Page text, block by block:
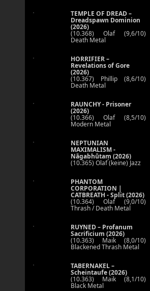
TEMPLE OF DREAD –
Dreadspawn Dominion
(2026)
(10.368) Olaf (9,6/10)
Death Metal
HORRIFIER –
Revelations of Gore
(2026)
(10.367) Phillip (8,6/10)
Death Metal
RAUNCHY - Prisoner
(2026)
(10.366) Olaf (8,5/10)
Modern Metal
NEPTUNIAN
MAXIMALISM -
Nāgabhūtaṃ (2026)
(10.365) Olaf (keine) Jazz
PHANTOM
CORPORATION |
CATBREATH - Split (2026)
(10.364) Olaf (9,0/10)
Thrash / Death Metal
RUYNED – Profanum
Sacrificium (2026)
(10.363) Maik (8,0/10)
Blackened Thrash Metal
TABERNAKEL –
Scheintaufe (2026)
(10.363) Maik (8,1/10)
Black Metal